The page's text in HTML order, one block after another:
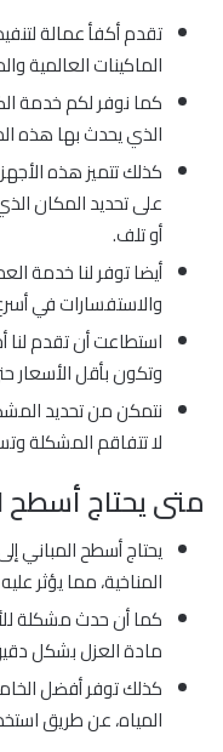
تقدم أكفأ عمالة
الماكينات العالمية
كما نوفر لكم خدمة
الذي يحدث بها هذه
كذلك تتميز هذه
على تحديد المكان
أو تلف.
أيضا توفر لنا خدمة
والاستفسارات في
استطاعت أن تقدم لنا
وتكون بأقل الأسعار
نتمكن من تحديد
لا تتفاقم المشكلة
متى يحتاج أسطح
يحتاج أسطح المباني
المناخية، مما يؤثر
كما أن حدث مشكلة
مادة العزل بشكل
كذلك توفر أفضل
المياه، عن طريق